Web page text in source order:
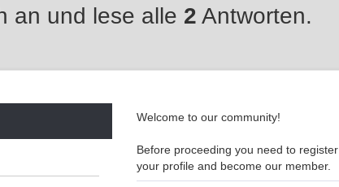
an und lese alle 2 Antworten.
Welcome to our community!
Before proceeding you need to register
your profile and become our member.